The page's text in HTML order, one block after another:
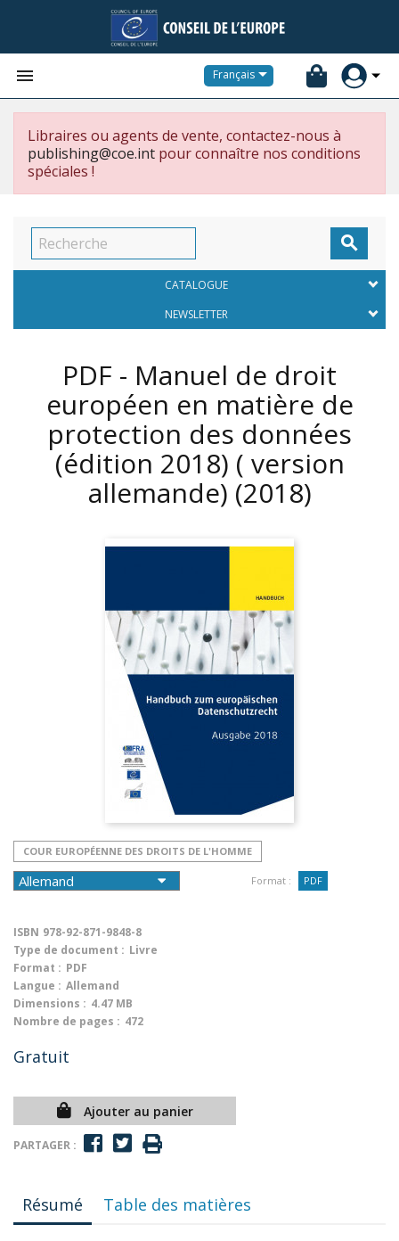
 Français
Libraires ou agents de vente, contactez-nous à
publishing@coe.int pour connaître nos conditions
spéciales !

CATALOGUE
NEWSLETTER
PDF - Manuel de droit
européen en matière de
protection des données
(édition 2018) ( version
allemande) (2018)
COUR EUROPÉENNE DES DROITS DE L'HOMME
Format : PDF
ISBN 978-92-871-9848-8
Type de document : Livre
Format : PDF
Langue : Allemand
Dimensions : 4.47 MB
Nombre de pages : 472
Gratuit
Ajouter au panier
PARTAGER :
Résumé Table des matières